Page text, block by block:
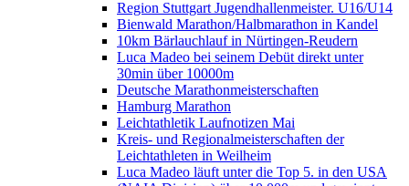
Region Stuttgart Jugendhallenmeister. U16/U14
Bienwald Marathon/Halbmarathon in Kandel
10km Bärlauchlauf in Nürtingen-Reudern
Luca Madeo bei seinem Debüt direkt unter
30min über 10000m
Deutsche Marathonmeisterschaften
Hamburg Marathon
Leichtathletik Laufnotizen Mai
Kreis- und Regionalmeisterschaften der
Leichtathleten in Weilheim
Luca Madeo läuft unter die Top 5. in den USA